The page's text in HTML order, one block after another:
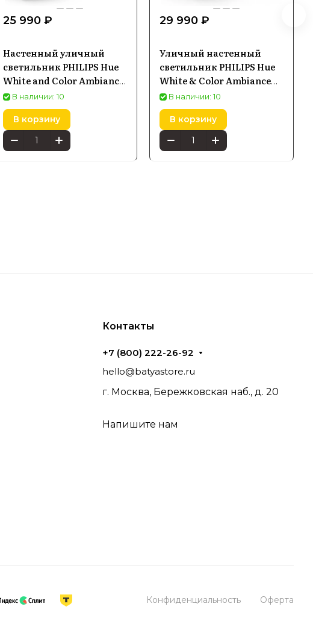
25 990 ₽
Настенный уличный
светильник PHILIPS Hue
White and Color Ambiance
Daylo Wall Lantern
нержавеющая сталь
1746547P7
В наличии: 10
В корзину
29 990 ₽
Уличный настенный
светильник PHILIPS Hue
White & Color Ambiance
Econic черный 1744030P7
В наличии: 10
В корзину
Контакты
+7 (800) 222-26-92
hello@batyastore.ru
г. Москва, Бережковская наб., д. 20
Напишите нам
Конфиденциальность Оферта